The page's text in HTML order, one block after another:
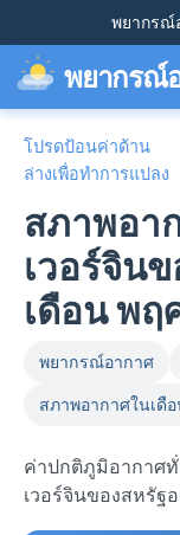
พยากรณ์
พยากรณ์
โปรดป้อนค่าด้าน
ล่างเพื่อทำการแปลง
สภาพอา
เวอร์จิน
เดือน พฤ
พยากรณ์อากาศ
สภาพอากาศในเดื
ค่าปกติภูมิอากาศทั่
เวอร์จินของสหรัฐ